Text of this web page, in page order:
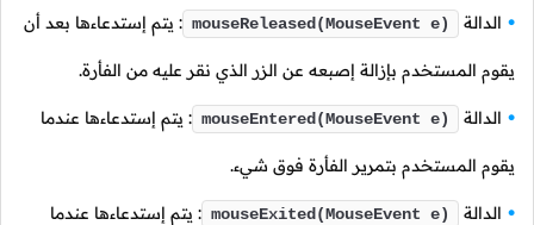
الدالة mouseReleased(MouseEvent e) : يتم إستدعاءها بعد أن
يقوم المستخدم بإزالة إصبعه عن الزر الذي نقر عليه من الفأرة.
الدالة mouseEntered(MouseEvent e) : يتم إستدعاءها عندما
يقوم المستخدم بتمرير الفأرة فوق شيء.
الدالة mouseExited(MouseEvent e) : يتم إستدعاءها عندما